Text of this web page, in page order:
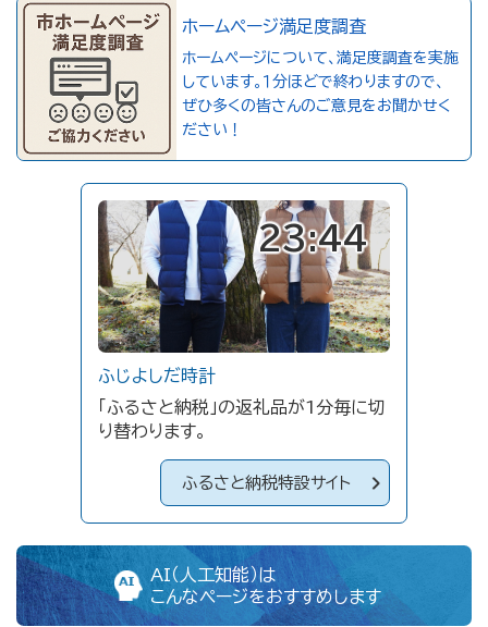
ホームページ満足度調査
ホームページについて、満足度調査を実施
しています。１分ほどで終わりますので、
ぜひ多くの皆さんのご意見をお聞かせく
ださい！
23:44
ふじよしだ時計
「ふるさと納税」の返礼品が1分毎に切
り替わります。
ふるさと納税特設サイト
AI（人工知能）は
こんなページをおすすめします